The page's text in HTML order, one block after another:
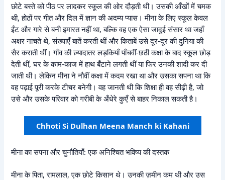
छोटे बस्ते को पीठ पर लादकर स्कूल की ओर दौड़ती थी। उसकी आँखों में चमक
थी, होठों पर गीत और दिल में ज्ञान की अदम्य प्यास। मीना के लिए स्कूल केवल
ईंट और गारे से बनी इमारत नहीं था, बल्कि वह एक ऐसा जादुई संसार था जहाँ
अक्षर नाचते थे, संख्याएँ बातें करती थीं और किताबें उसे दूर-दूर की दुनिया की
सैर कराती थीं। गाँव की ज़्यादातर लड़कियाँ पाँचवीं-छठी कक्षा के बाद स्कूल छोड़
देती थीं, घर के काम-काज में हाथ बँटाने लगती थीं या फिर उनकी शादी कर दी
जाती थी। लेकिन मीना ने नौवीं कक्षा में कदम रखा था और उसका सपना था कि
वह पढ़ाई पूरी करके टीचर बनेगी। वह जानती थी कि शिक्षा ही वह सीढ़ी है, जो
उसे और उसके परिवार को गरीबी के अँधेरे कुएँ से बाहर निकाल सकती है।
Chhoti Si Dulhan Meena Manch ki Kahani
मीना का सपना और चुनौतियाँ: एक अनिश्चित भविष्य की दस्तक
मीना के पिता, रामलाल, एक छोटे किसान थे। उनकी ज़मीन कम थी और उस